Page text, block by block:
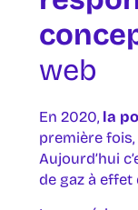
web
En 2020, la
première fois,
Aujourd’hui
de gaz à effet